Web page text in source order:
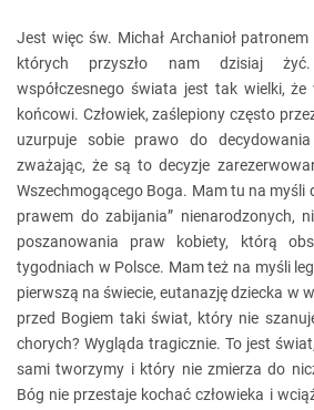
Jest więc św. Michał Archanioł
których przyszło nam dzisiaj
współczesnego świata jest tak wielki,
końcowi. Człowiek, zaślepiony często
uzurpuje sobie prawo do
zważając, że są to decyzje
Wszechmogącego Boga. Mam tu na myśli
prawem do zabijania” nienarodzonych,
poszanowania praw kobiety, którą
tygodniach w Polsce. Mam też na myśli
pierwszą na świecie, eutanazję dziecka w
przed Bogiem taki świat, który nie
chorych? Wygląda tragicznie. To jest
sami tworzymy i który nie zmierza do
Bóg nie przestaje kochać człowieka i